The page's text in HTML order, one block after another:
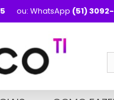
ou: WhatsApp (51)